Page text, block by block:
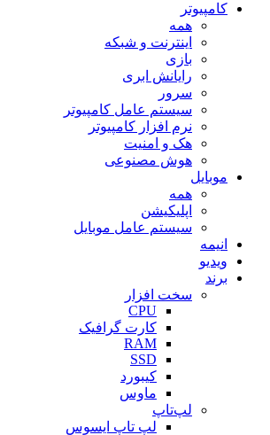
کامپیوتر
همه
اینترنت و شبکه
بازی
رایانش ابری
سرور
سیستم عامل کامپیوتر
نرم افزار کامپیوتر
هک و امنیت
هوش مصنوعی
موبایل
همه
اپلیکیشن
سیستم عامل موبایل
انیمه
ویدیو
برند
سخت افزار
CPU
کارت گرافیک
RAM
SSD
کیبورد
ماوس
لپ‌تاپ
لپ تاپ ایسوس